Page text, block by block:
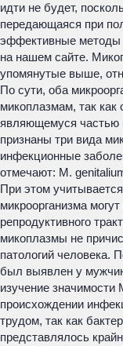
идти не будет,
передающаяся при
эффективные методы
на нашем сайте.
упомянутые выше,
По сути, оба
микоплазмам, так
являющемуся частью
признаны три вида
инфекционные
отмечают: M.
При этом
микроорганизма
репродуктивного
микоплазмы не
патологий человека.
был выявлен у
изучение значимости
происхождении
трудом, так как
представлялось